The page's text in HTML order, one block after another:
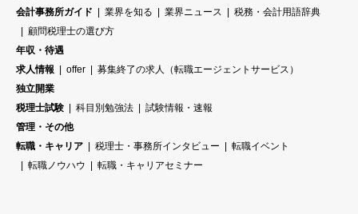
会計事務所ガイド
業界を知る 業界ニュース
税務・会計用語辞典
顧問税理士の選び方
年収・待遇
求人情報
offer
募集終了の求人（転職エージェントサービス）
独立開業
税理士試験
科目別勉強法
試験情報・速報
管理・その他
転職・キャリア
税理士・事務所インタビュー
転職イベント
転職ノウハウ
転職・キャリアセミナー